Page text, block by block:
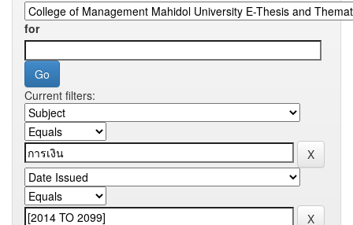
for
Current filters: